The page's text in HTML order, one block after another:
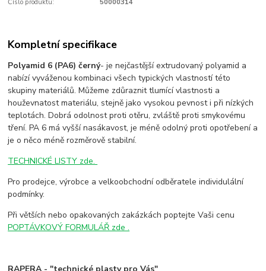
Číslo produktu: 50000314
Kompletní specifikace
Polyamid 6 (PA6) černý- je nejčastější extrudovaný polyamid a
nabízí vyváženou kombinaci všech typických vlastností této
skupiny materiálů. Můžeme zdůraznit tlumící vlastnosti a
houževnatost materiálu, stejně jako vysokou pevnost i při nízkých
teplotách. Dobrá odolnost proti otěru, zvláště proti smykovému
tření. PA 6 má vyšší nasákavost, je méně odolný proti opotřebení a
je o něco méně rozměrově stabilní.
TECHNICKÉ LISTY zde.
Pro prodejce, výrobce a velkoobchodní odběratele individulální
podmínky.
Při větších nebo opakovaných zakázkách poptejte Vaši cenu
POPTÁVKOVÝ FORMULÁŘ zde .
RAPERA - "technické plasty pro Vás"